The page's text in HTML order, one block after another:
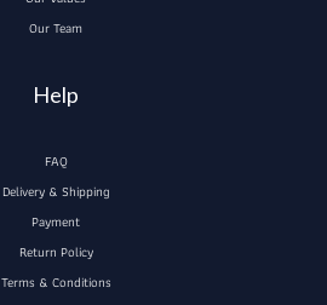
Our Team
Help
FAQ
Delivery & Shipping
Payment
Return Policy
Terms & Conditions